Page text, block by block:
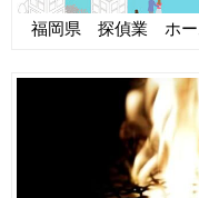
福岡県 探偵業 ホー